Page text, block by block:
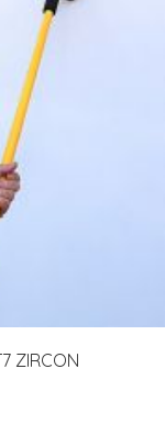
ZIRCON